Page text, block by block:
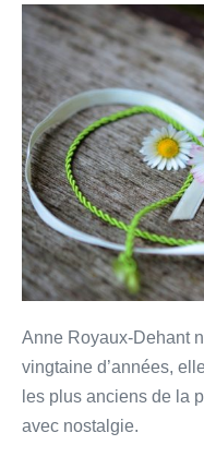
Anne Royaux-Dehant
vingtaine d’années,
les plus anciens de la
avec nostalgie.